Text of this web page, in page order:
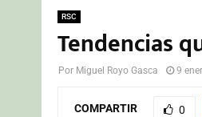
RSC
Tendencias
Por Miguel Royo Gasca 9
COMPARTIR 0